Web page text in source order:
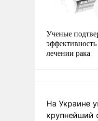
Ученые
лечении рака
На Украине
крупнейший